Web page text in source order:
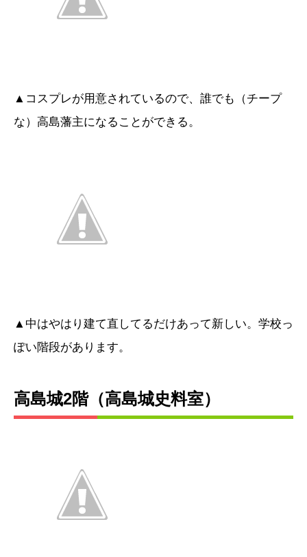
▲コスプレが用意されているので、誰でも（チープ
な）高島藩主になることができる。
▲中はやはり建て直してるだけあって新しい。学校っ
ぽい階段があります。
高島城2階（高島城史料室）